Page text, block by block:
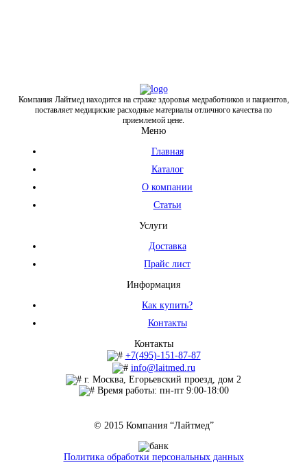
Компания Лайтмед находится на страже здоровья медработников и пациентов,
поставляет медициские расходные материалы отличного качества по
приемлемой цене.
Меню
Главная
Каталог
О компании
Статьи
Услуги
Доставка
Прайс лист
Информация
Как купить?
Контакты
Контакты
+7(495)-151-87-87
info@laitmed.ru
г. Москва, Егорьевский проезд, дом 2
Время работы: пн-пт 9:00-18:00
© 2015 Компания “Лайтмед”
Политика обработки персональных данных